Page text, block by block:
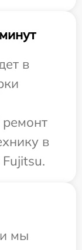
в
ремонт
в
мы